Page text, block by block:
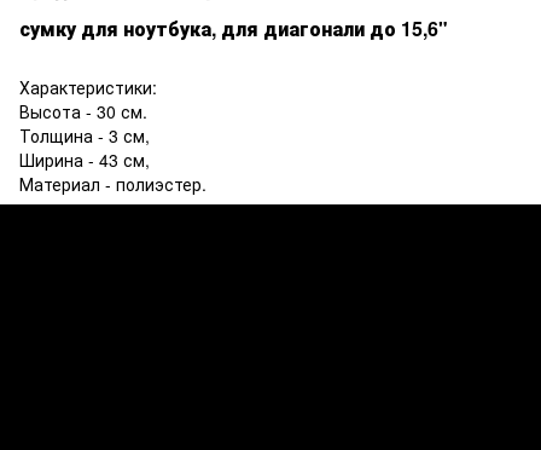
сумкудля ноутбука, для диагонали до 15,6"
Характеристики:
Высота - 30 см.
Толщина - 3 см,
Ширина - 43 см,
Материал - полиэстер.